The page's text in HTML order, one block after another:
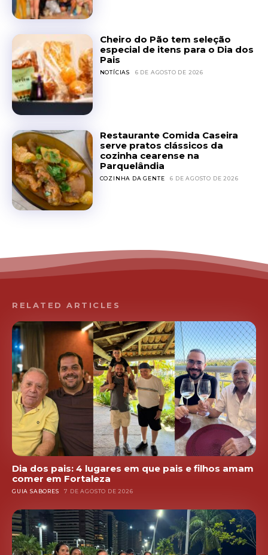
Cheiro do Pão tem seleção
especial de itens para o Dia dos
Pais
NOTÍCIAS 6 DE AGOSTO DE 2026
Restaurante Comida Caseira
serve pratos clássicos da
cozinha cearense na
Parquelândia
COZINHA DA GENTE 6 DE AGOSTO DE 2026
RELATED ARTICLES
Dia dos pais: 4 lugares em que pais e filhos amam
comer em Fortaleza
GUIA SABORES 7 DE AGOSTO DE 2026